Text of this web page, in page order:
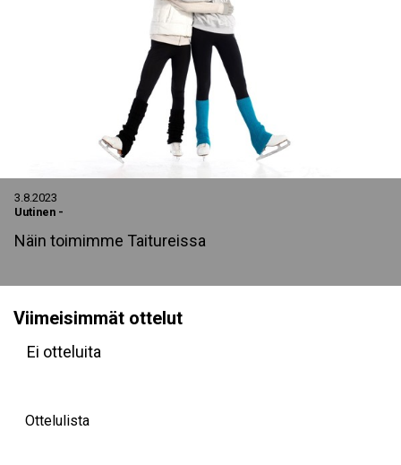
3.8.2023
Uutinen -
Näin toimimme Taitureissa
Viimeisimmät ottelut
Ei otteluita
Ottelulista